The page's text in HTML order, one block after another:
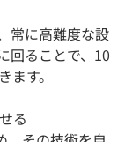
常に高難度な設
回ることで、10
す。
る